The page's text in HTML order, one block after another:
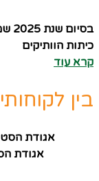
כיתות הוותיקים
קרא עוד
בין
אגודת